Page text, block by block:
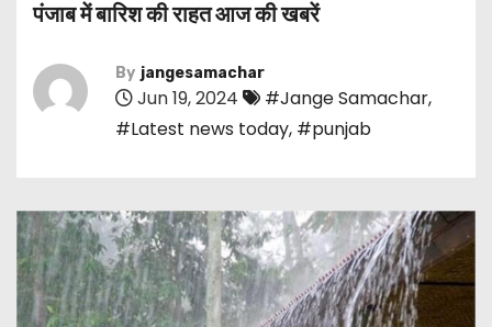
पंजाब में बारिश की राहत आज की खबरें
By jangesamachar
Jun 19, 2024 #Jange Samachar,
#Latest news today, #punjab